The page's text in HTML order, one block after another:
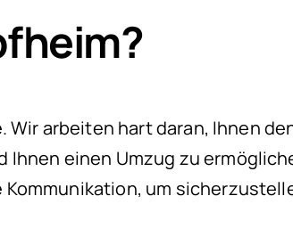
arbeiten hart daran, Ihnen
einen Umzug zu
um